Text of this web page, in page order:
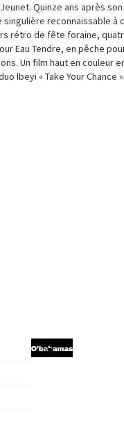
Quinze ans après
singulière reconnaissable à
rétro de fête foraine,
Eau Tendre, en pêche
Un film haut en couleur
Ibeyi « Take Your Chance ».